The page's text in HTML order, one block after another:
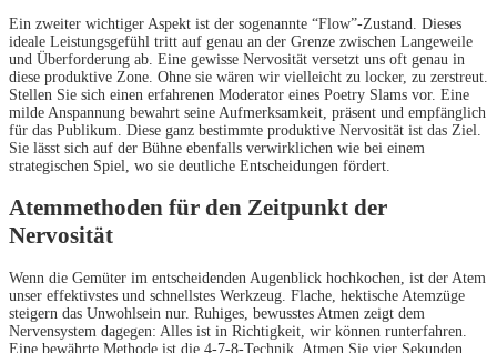
Ein zweiter wichtiger Aspekt ist der sogenannte “Flow”-Zustand. Dieses
ideale Leistungsgefühl tritt auf genau an der Grenze zwischen Langeweile
und Überforderung ab. Eine gewisse Nervosität versetzt uns oft genau in
diese produktive Zone. Ohne sie wären wir vielleicht zu locker, zu zerstreut.
Stellen Sie sich einen erfahrenen Moderator eines Poetry Slams vor. Eine
milde Anspannung bewahrt seine Aufmerksamkeit, präsent und empfänglich
für das Publikum. Diese ganz bestimmte produktive Nervosität ist das Ziel.
Sie lässt sich auf der Bühne ebenfalls verwirklichen wie bei einem
strategischen Spiel, wo sie deutliche Entscheidungen fördert.
Atemmethoden für den Zeitpunkt der
Nervosität
Wenn die Gemüter im entscheidenden Augenblick hochkochen, ist der Atem
unser effektivstes und schnellstes Werkzeug. Flache, hektische Atemzüge
steigern das Unwohlsein nur. Ruhiges, bewusstes Atmen zeigt dem
Nervensystem dagegen: Alles ist in Richtigkeit, wir können runterfahren.
Eine bewährte Methode ist die 4-7-8-Technik. Atmen Sie vier Sekunden